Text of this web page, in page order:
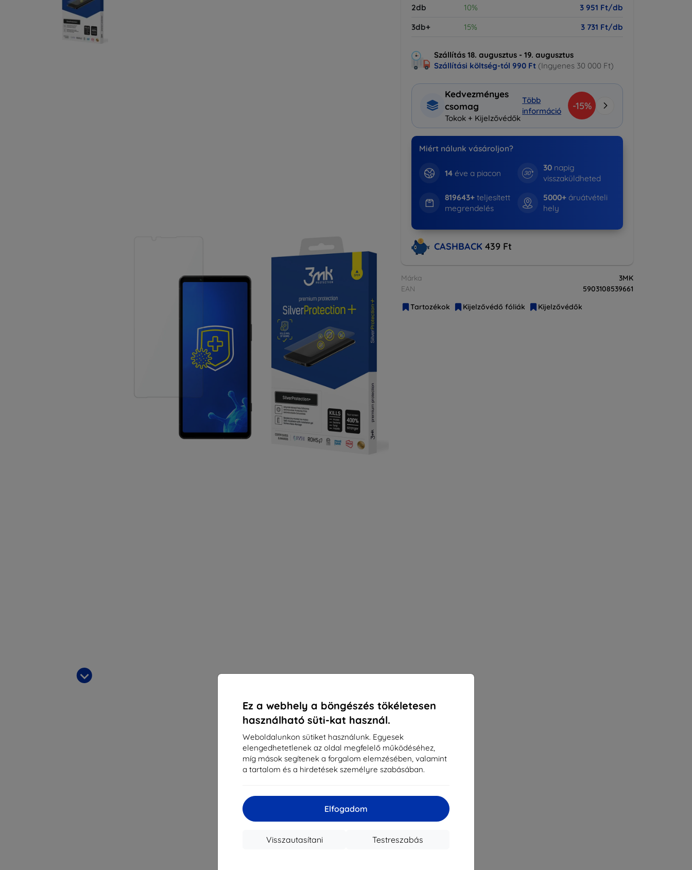
Ez a webhely a böngészés tökéletesen
használható süti-kat használ.
Weboldalunkon sütiket használunk. Egyesek
elengedhetetlenek az oldal megfelelő működéséhez,
míg mások segítenek a forgalom elemzésében, valamint
a tartalom és a hirdetések személyre szabásában.
Elfogadom
Testreszabás
Visszautasítani
2db
10%
3 951 Ft/db
3db+
15% 3 731 Ft/db
Szállítás 18. augusztus - 19. augusztus
Szállítási költség-tól 990 Ft (Ingyenes 30 000 Ft)
Kedvezményes
csomag
Tokok + Kijelzővédők
Több
információ
-15%
Miért nálunk vásároljon?
14éve a piacon
30napig
visszaküldheted
819643+teljesített
megrendelés
5000+áruátvételi
hely
CASHBACK 439 Ft
Márka
3MK
EAN
5903108539661
Tartozékok
Kijelzővédő fóliák Kijelzővédők